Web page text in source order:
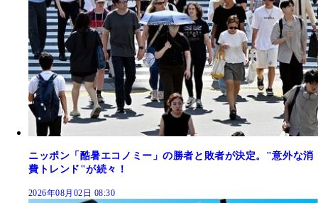
ニッポン「酷暑エコノミー」の勝者と敗者が決定。"意外な消
費トレンド"が続々！
2026年08月02日 08:30